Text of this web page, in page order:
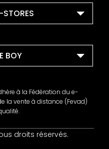
BOY
à la Fédération du e-
la vente à distance (Fevad)
droits réservés.